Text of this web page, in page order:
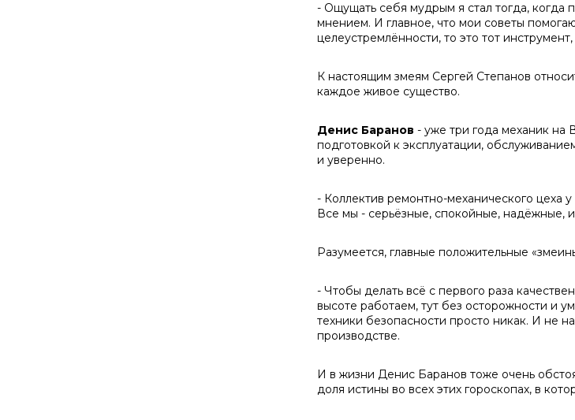
- Ощущать себя мудрым я стал тогда, когда
мнением. И главное, что мои советы
целеустремлённости, то это тот
К настоящим змеям Сергей Степанов
каждое живое существо.
Денис Баранов - уже три года механик на
подготовкой к эксплуатации,
и уверенно.
- Коллектив ремонтно-механического
Все мы - серьёзные, спокойные, надёжные,
Разумеется, главные положительные
- Чтобы делать всё с первого раза
высоте работаем, тут без осторожности и
техники безопасности просто никак. И не
производстве.
И в жизни Денис Баранов тоже очень
доля истины во всех этих гороскопах, в